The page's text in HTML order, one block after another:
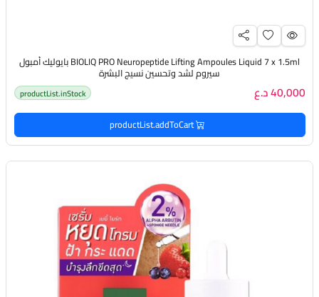
BIOLIQ PRO Neuropeptide Lifting Ampoules Liquid 7 x 1.5ml بايوليك أمبول
سيروم لشد وتحسين نسيج البشرة
40,000 د.ع productList.inStock
productList.addToCart